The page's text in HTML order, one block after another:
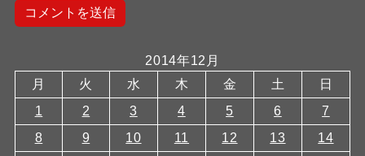
2014年12月
月
火 水 木 金 土
日
1
2 3 4 5 6
7
8
9 10 11 12 13
14